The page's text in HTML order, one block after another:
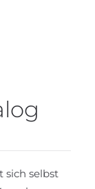
sich selbst